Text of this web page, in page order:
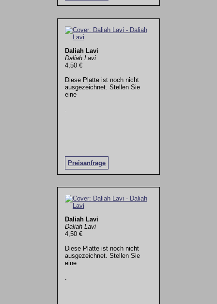
Daliah Lavi
Daliah Lavi
4,50 €
Diese Platte ist noch nicht
ausgezeichnet. Stellen Sie
eine
Preisanfrage
Daliah Lavi
Daliah Lavi
4,50 €
Diese Platte ist noch nicht
ausgezeichnet. Stellen Sie
eine
.